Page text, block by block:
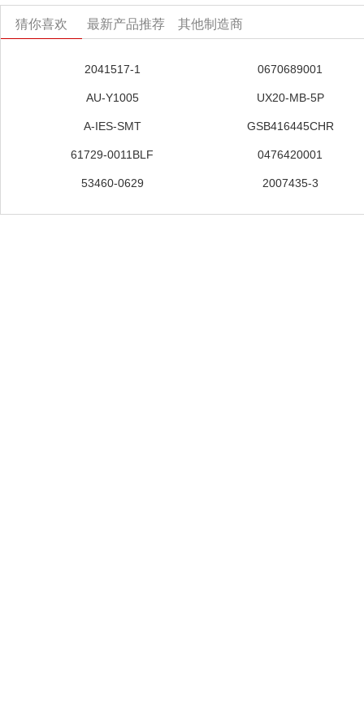
猜你喜欢 最新产品推荐 其他制造商
2041517-1 0670689001
AU-Y1005 UX20-MB-5P
A-IES-SMT GSB416445CHR
61729-0011BLF 0476420001
53460-0629 2007435-3